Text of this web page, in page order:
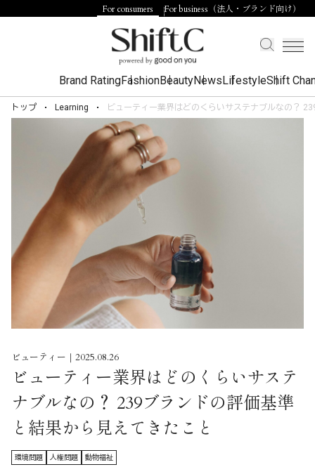
For consumers For business（法人・ブランド向け）
Brand RatingFashionBeautyNewsLifestyleShift
トップ Learning ビューティー業界はどのくらいサステナブルなの？
ビューティー｜2025.08.26
ビューティー業界はどのくらいサステ
ナブルなの？ 239ブランドの評価基準
と結果から見えてきたこと
環境問題 人権問題 動物福祉